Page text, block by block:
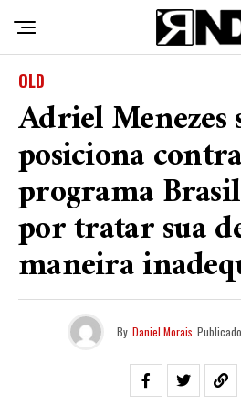
OLD
Adriel Menezes
posiciona
programa
por tratar sua
maneira
By Daniel Morais Publicado